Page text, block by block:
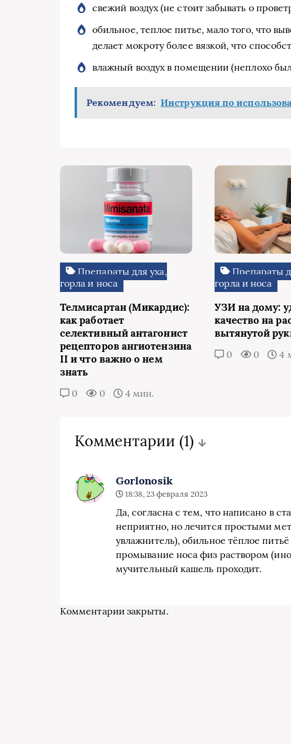
свежий воздух (не стоит забывать о
обильное, теплое питье, мало того, что
делает мокроту более вязкой, что
влажный воздух в помещении (неплохо
Рекомендуем: Инструкция по
Препараты для уха,
горла и носа
Телмисартан (Микардис):
как работает
селективный антагонист
рецепторов ангиотензина
II и что важно о нем
знать
0 0 4 мин.
Препараты
горла и носа
УЗИ на дому:
качество на
вытянутой
0 0 4
Комментарии (1)
Gorlonosik
18:38, 23 февраля 2023
Да, согласна с тем, что написано в
неприятно, но лечится простыми
увлажнитель), обильное тёплое
промывание носа физ раствором
мучительный кашель проходит.
Комментарии закрыты.